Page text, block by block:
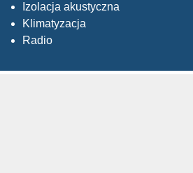
Izolacja akustyczna
Klimatyzacja
Radio